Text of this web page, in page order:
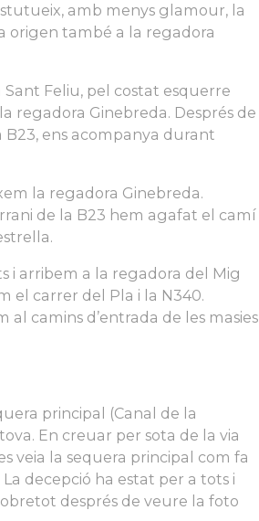
amb menys glamour, la
origen també a la regadora
Feliu, pel costat esquerre
regadora Ginebreda. Després de
B23, ens acompanya durant
la regadora Ginebreda.
de la B23 hem agafat el camí
i arribem a la regadora del Mig
el carrer del Pla i la N340.
camins d’entrada de les masies
principal (Canal de la
En creuar per sota de la via
veia la sequera principal com fa
decepció ha estat per a tots i
després de veure la foto